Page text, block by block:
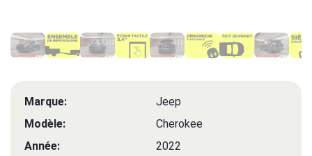
Marque:
Jeep
Modèle:
Cherokee
Année:
2022